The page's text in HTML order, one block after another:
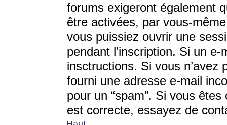
forums exigeront également
être activées, par vous-
vous puissiez ouvrir une
pendant l’inscription. Si un
insctructions. Si vous n’avez
fourni une adresse e-mail
pour un “spam”. Si vous
est correcte, essayez de